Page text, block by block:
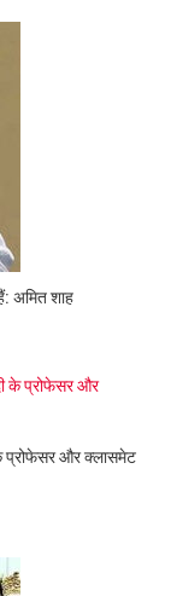
अमित शाह
के प्रोफेसर और क्लासमेट